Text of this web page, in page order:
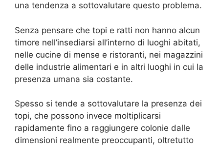
una tendenza a sottovalutare questo problema.
Senza pensare che topi e ratti non hanno alcun
timore nell’insediarsi all’interno di luoghi abitati,
nelle cucine di mense e ristoranti, nei magazzini
delle industrie alimentari e in altri luoghi in cui la
presenza umana sia costante.
Spesso si tende a sottovalutare la presenza dei
topi, che possono invece moltiplicarsi
rapidamente fino a raggiungere colonie dalle
dimensioni realmente preoccupanti, oltretutto